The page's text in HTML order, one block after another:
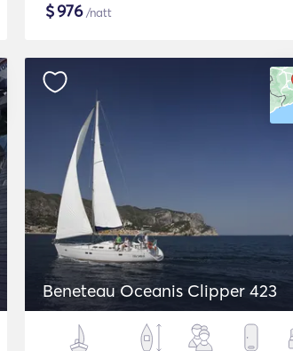
$976/natt
Beneteau Oceanis Clipper 423